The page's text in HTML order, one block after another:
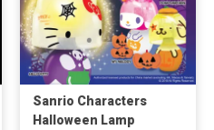
Sanrio Characters
Halloween Lamp